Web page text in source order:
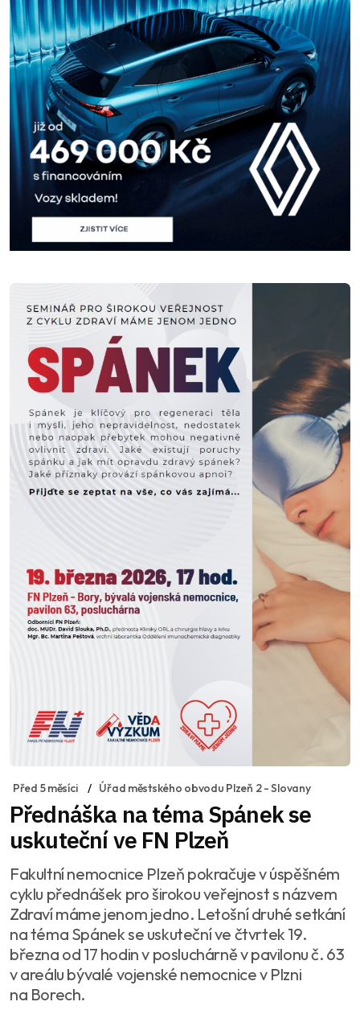
Před 5 měsíci Úřad městského obvodu Plzeň 2 - Slovany
Přednáška na téma Spánek se
uskuteční ve FN Plzeň
Fakultní nemocnice Plzeň pokračuje v úspěšném
cyklu přednášek pro širokou veřejnost s názvem
Zdraví máme jenom jedno. Letošní druhé setkání
na téma Spánek se uskuteční ve čtvrtek 19.
března od 17 hodin v posluchárně v pavilonu č. 63
v areálu bývalé vojenské nemocnice v Plzni
na Borech.